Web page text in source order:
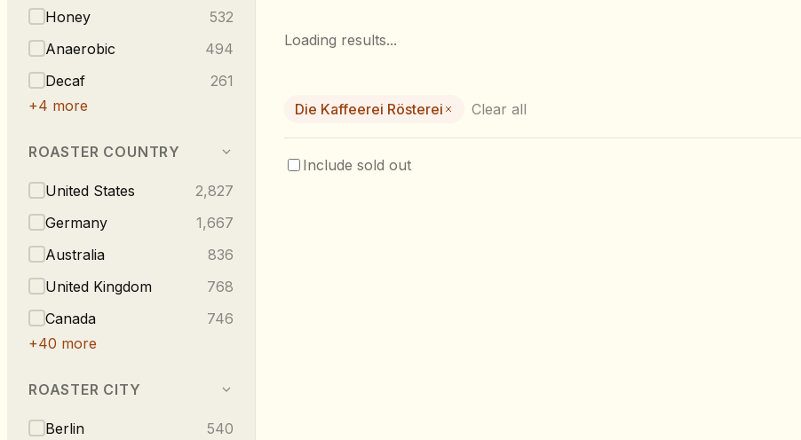
Honey
532
Anaerobic
494
Decaf
261
+4 more
ROASTER COUNTRY
United States
2,827
Germany
1,667
Australia
836
United Kingdom
768
Canada
746
+40 more
ROASTER CITY
Berlin
540
Loading results...
Die Kaffeerei Rösterei Clear all
Include sold out